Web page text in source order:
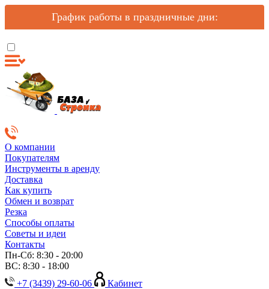
График работы в праздничные дни:
О компании
Покупателям
Инструменты в аренду
Доставка
Как купить
Обмен и возврат
Резка
Способы оплаты
Советы и идеи
Контакты
Пн-Сб: 8:30 - 20:00
ВС: 8:30 - 18:00
+7 (3439) 29-60-06
Кабинет